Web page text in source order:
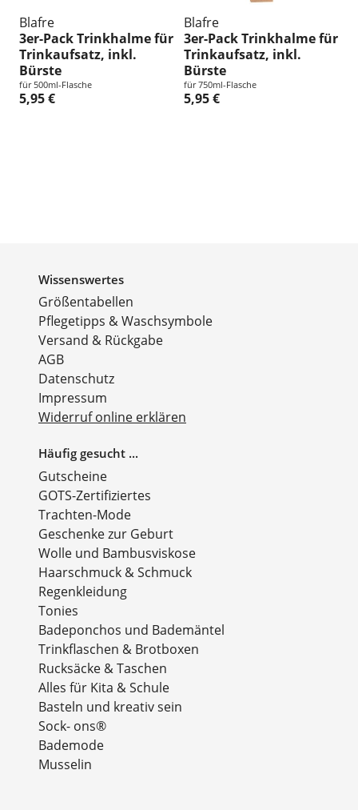
Blafre
3er-Pack Trinkhalme für
Trinkaufsatz, inkl.
Bürste
für 500ml-Flasche
5,95 €
Blafre
3er-Pack Trinkhalme für
Trinkaufsatz, inkl.
Bürste
für 750ml-Flasche
5,95 €
Wissenswertes
Größentabellen
Pflegetipps & Waschsymbole
Versand & Rückgabe
AGB
Datenschutz
Impressum
Widerruf online erklären
Häufig gesucht ...
Gutscheine
GOTS-Zertifiziertes
Trachten-Mode
Geschenke zur Geburt
Wolle und Bambusviskose
Haarschmuck & Schmuck
Regenkleidung
Tonies
Badeponchos und Bademäntel
Trinkflaschen & Brotboxen
Rucksäcke & Taschen
Alles für Kita & Schule
Basteln und kreativ sein
Sock- ons®
Bademode
Musselin